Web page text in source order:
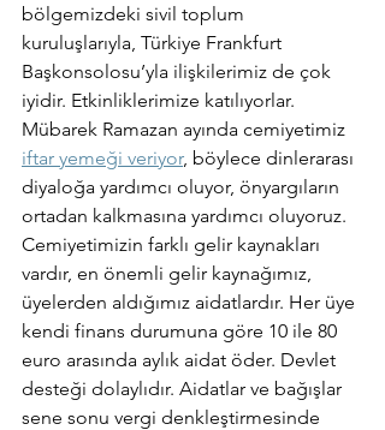
bölgemizdeki sivil toplum
kuruluşlarıyla, Türkiye Frankfurt
Başkonsolosu’yla ilişkilerimiz de çok
iyidir. Etkinliklerimize katılıyorlar.
Mübarek Ramazan ayında cemiyetimiz
iftar yemeği veriyor, böylece dinlerarası
diyaloğa yardımcı oluyor, önyargıların
ortadan kalkmasına yardımcı oluyoruz.
Cemiyetimizin farklı gelir kaynakları
vardır, en önemli gelir kaynağımız,
üyelerden aldığımız aidatlardır. Her üye
kendi finans durumuna göre 10 ile 80
euro arasında aylık aidat öder. Devlet
desteği dolaylıdır. Aidatlar ve bağışlar
sene sonu vergi denkleştirmesinde